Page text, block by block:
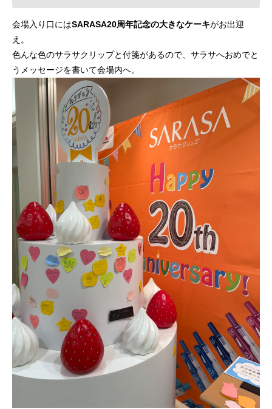
会場入り口にはSARASA20周年記念の大きなケーキがお出迎
え。
色んな色のサラサクリップと付箋があるので、サラサへおめでと
うメッセージを書いて会場内へ。